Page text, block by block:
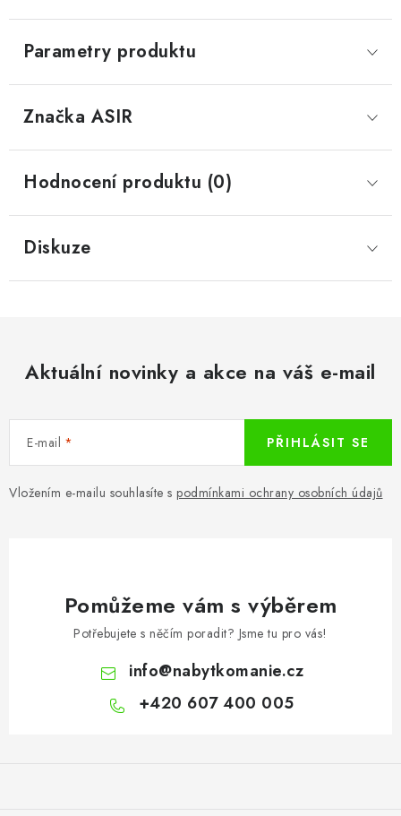
Parametry produktu
Značka ASIR
Hodnocení produktu (0)
Diskuze
Aktuální novinky a akce na váš e-mail
E-mail
Vložením e-mailu souhlasíte s podmínkami ochrany osobních údajů
PŘIHLÁSIT SE
Pomůžeme vám s výběrem
Potřebujete s něčím poradit? Jsme tu pro vás!
info@nabytkomanie.cz
+420 607 400 005